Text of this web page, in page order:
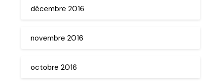
décembre 2016
novembre 2016
octobre 2016